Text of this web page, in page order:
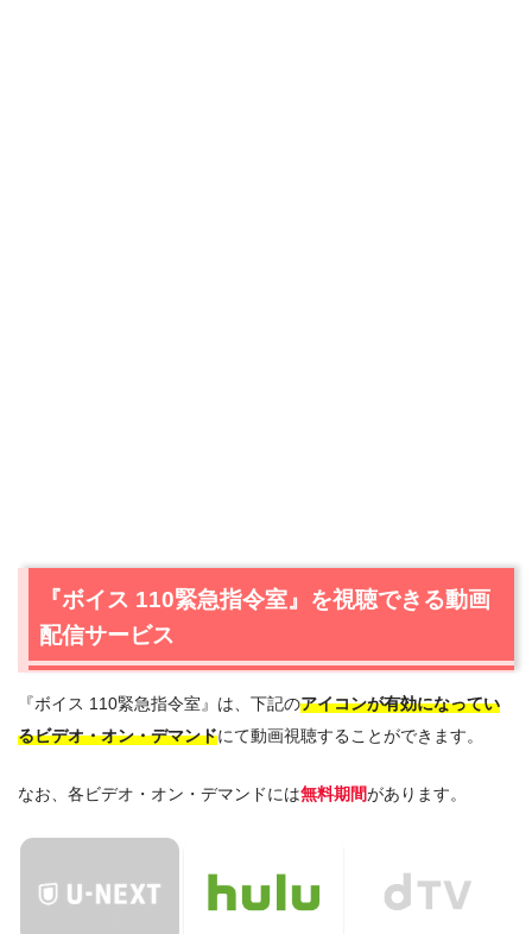
『ボイス 110緊急指令室』を視聴できる動画
配信サービス
『ボイス 110緊急指令室』は、下記のアイコンが有効になってい
るビデオ・オン・デマンドにて動画視聴することができます。
なお、各ビデオ・オン・デマンドには無料期間があります。